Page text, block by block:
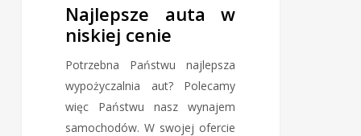
Najlepsze auta w
niskiej cenie
Potrzebna Państwu najlepsza
wypożyczalnia aut? Polecamy
więc Państwu nasz wynajem
samochodów. W swojej ofercie